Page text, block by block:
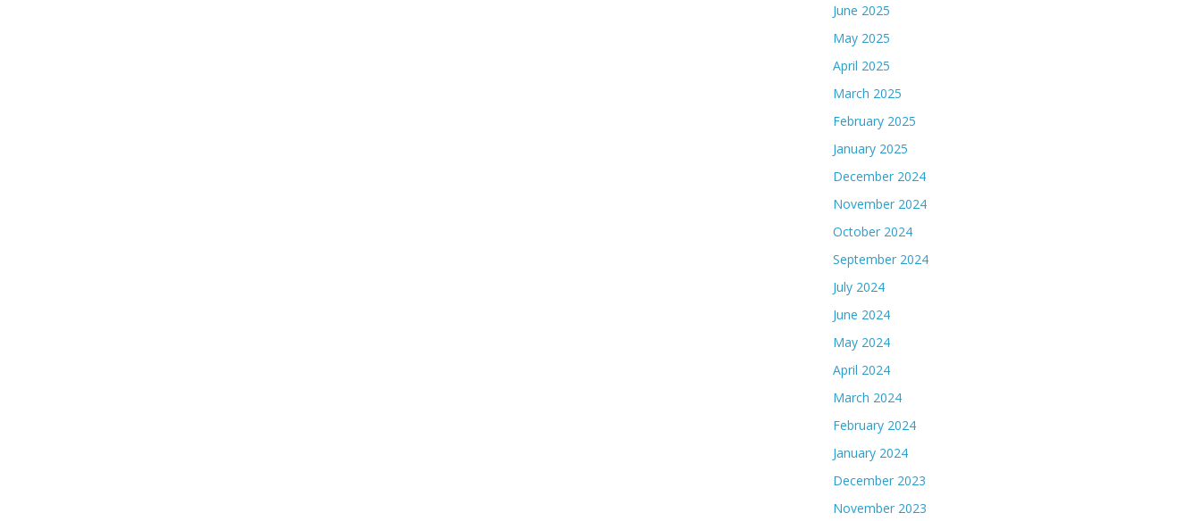
June 2025
May 2025
April 2025
March 2025
February 2025
January 2025
December 2024
November 2024
October 2024
September 2024
July 2024
June 2024
May 2024
April 2024
March 2024
February 2024
January 2024
December 2023
November 2023